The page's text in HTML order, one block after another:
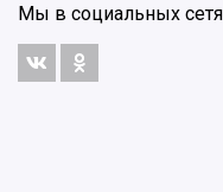
Мы в социальных